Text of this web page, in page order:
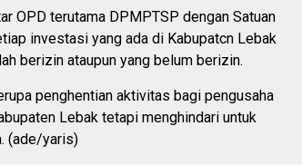
OPD terutama DPMPTSP dengan Satuan
investasi yang ada di Kabupatcn Lebak
berizin ataupun yang belum berizin.
penghentian aktivitas bagi pengusaha
Lebak tetapi menghindari untuk
(ade/yaris)